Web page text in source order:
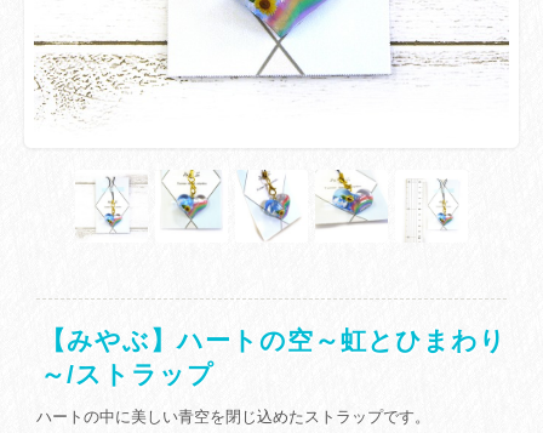
【みやぶ】ハートの空～虹とひまわり
～/ストラップ
ハートの中に美しい青空を閉じ込めたストラップです。